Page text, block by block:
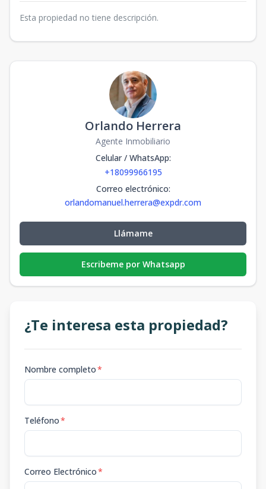
Esta propiedad no tiene descripción.
Orlando Herrera
Agente Inmobiliario
Celular / WhatsApp:
+18099966195
Correo electrónico:
orlandomanuel.herrera@expdr.com
Llámame
Escribeme por Whatsapp
¿Te interesa esta propiedad?
Nombre completo*
Teléfono*
Correo Electrónico*